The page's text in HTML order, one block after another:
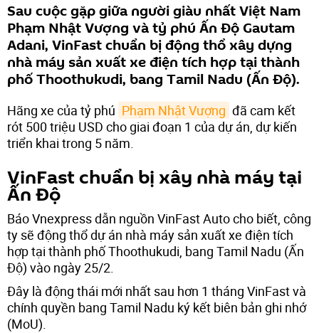
Sau cuộc gặp giữa người giàu nhất Việt Nam
Phạm Nhật Vượng và tỷ phú Ấn Độ Gautam
Adani, VinFast chuẩn bị động thổ xây dựng
nhà máy sản xuất xe điện tích hợp tại thành
phố Thoothukudi, bang Tamil Nadu (Ấn Độ).
Hãng xe của tỷ phú Phạm Nhật Vượng đã cam kết
rót 500 triệu USD cho giai đoạn 1 của dự án, dự kiến
triển khai trong 5 năm.
VinFast chuẩn bị xây nhà máy tại
Ấn Độ
Báo Vnexpress dẫn nguồn VinFast Auto cho biết, công
ty sẽ động thổ dự án nhà máy sản xuất xe điện tích
hợp tại thành phố Thoothukudi, bang Tamil Nadu (Ấn
Độ) vào ngày 25/2.
Đây là động thái mới nhất sau hơn 1 tháng VinFast và
chính quyền bang Tamil Nadu ký kết biên bản ghi nhớ
(MoU).